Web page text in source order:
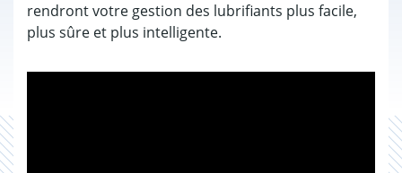
rendront votre gestion des lubrifiants plus facile,
plus sûre et plus intelligente.